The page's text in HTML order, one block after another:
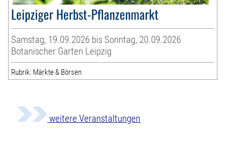
Leipziger Herbst-Pflanzenmarkt
Samstag, 19.09.2026 bis Sonntag, 20.09.2026
Botanischer Garten Leipzig
Rubrik: Märkte & Börsen
weitere Veranstaltungen